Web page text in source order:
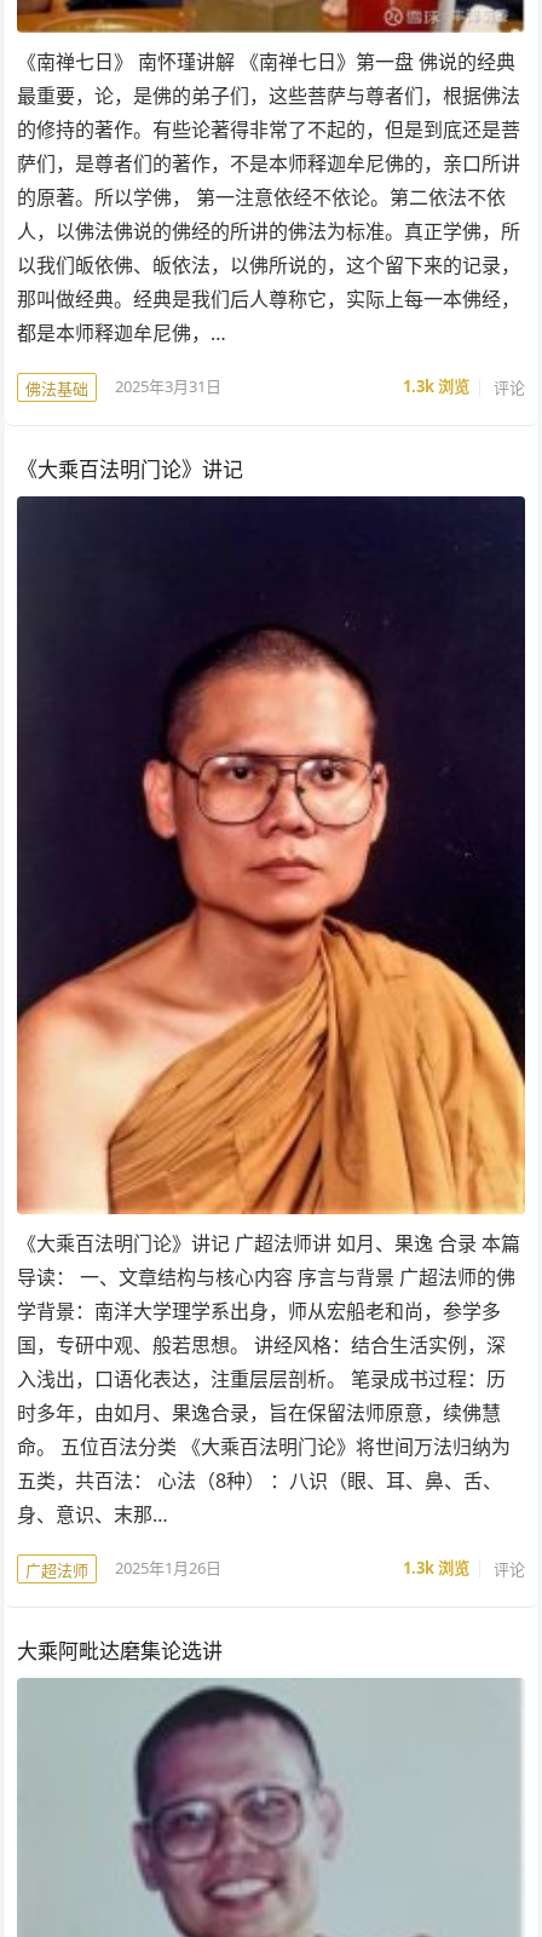
《南禅七日》 南怀瑾讲解 《南禅七日》第一盘 佛说的经典
最重要，论，是佛的弟子们，这些菩萨与尊者们，根据佛法
的修持的著作。有些论著得非常了不起的，但是到底还是菩
萨们，是尊者们的著作，不是本师释迦牟尼佛的，亲口所讲
的原著。所以学佛， 第一注意依经不依论。第二依法不依
人，以佛法佛说的佛经的所讲的佛法为标准。真正学佛，所
以我们皈依佛、皈依法，以佛所说的，这个留下来的记录，
那叫做经典。经典是我们后人尊称它，实际上每一本佛经，
都是本师释迦牟尼佛，…
佛法基础 2025年3月31日 1.3k浏览 评论
《大乘百法明门论》讲记
《大乘百法明门论》讲记 广超法师讲 如月、果逸 合录 本篇
导读： 一、文章结构与核心内容 序言与背景 广超法师的佛
学背景：南洋大学理学系出身，师从宏船老和尚，参学多
国，专研中观、般若思想。 讲经风格：结合生活实例，深
入浅出，口语化表达，注重层层剖析。 笔录成书过程：历
时多年，由如月、果逸合录，旨在保留法师原意，续佛慧
命。 五位百法分类 《大乘百法明门论》将世间万法归纳为
五类，共百法： 心法（8种） ：八识（眼、耳、鼻、舌、
身、意识、末那…
广超法师 2025年1月26日 1.3k浏览 评论
大乘阿毗达磨集论选讲